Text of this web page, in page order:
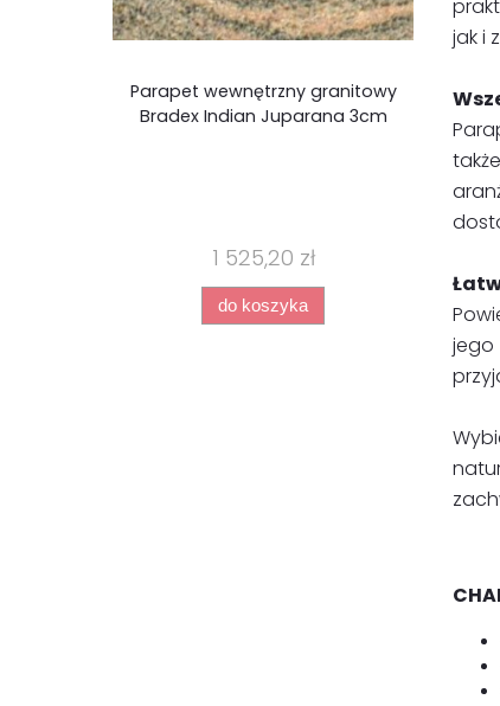
Parapet wewnętrzny granitowy
Bradex Indian Juparana 3cm
1 525,20 zł
do koszyka
jak i
jego